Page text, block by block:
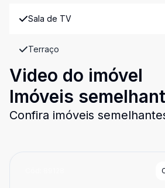
Sala de TV
Terraço
Video do imóvel
Imóveis
Confira imóveis